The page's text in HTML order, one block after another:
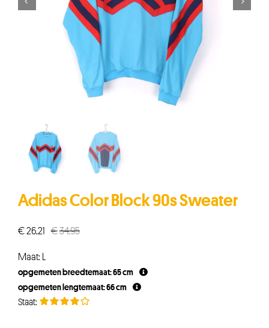
Adidas Color Block 90s Sweater
€34,95Oorspronkelijke
€34,95.
€26,21
Huidige
€26,21.
Maat: L
opgemeten breedtemaat: 65 cm
opgemeten lengtemaat: 66 cm